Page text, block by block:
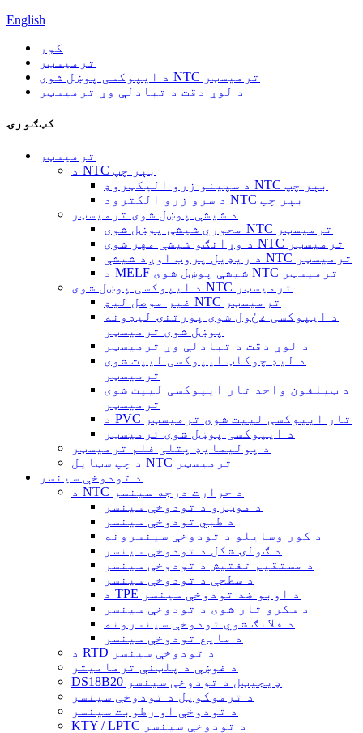
English
کور
ترمیسټر
د ایپوکسی پوښل شوی NTC ترمیسټر
د لوړ دقت د تبادلې وړ ترمیسټر
کټګورۍ
ترمیسټر
د NTC بېر چپ
د سپینو زرو الیکټروډ NTC بېر چپ
د سرو زرو الکترود NTC بېر چپ
د شیشې پوښل شوی ترمیسټر
محوري شیشې پوښل شوی NTC ترمیسټر
د وړانګو شیشې مهر شوی NTC ترمیسټر
د ریډیل پروب اوږد شیشې NTC ترمیسټر
د MELF شیشې پوښل شوی NTC ترمیسټر
د ایپوکسی پوښل شوی NTC ترمیسټر
غیر موصل لیډ NTC ترمیسټر
د ایپوکسی غځول شوی پورتنۍ لیډونه
پوښل شوی ترمیسټر
د لوړ دقت د تبادلې وړ ترمیسټر
د لیډ چوکاټ ایپوکسی لیپت شوی
ترمیسټر
د ټیلفون واحد تار ایپوکسی لیپت شوی
ترمیسټر
د PVC تار ایپوکسی لیپت شوی ترمیسټر
د ایپوکسی پوښل شوی ترمیسټر
د پولیمایډ پتلی فلم ترمیسټر
د چپ سټایل NTC ترمیسټر
د تودوخې سینسر
د NTC د حرارت درجه سینسر
د موټرو د تودوخې سینسر
د طبي تودوخې سینسر
د کور وسایلو د تودوخې سینسرونه
د ګولۍ شکل د تودوخې سینسر
د مستقیم تفتیش د تودوخې سینسر
د سطحې د تودوخې سینسر
د TPE د اوبو ضد تودوخې سینسر
د سکرو تار شوی د تودوخې سینسر
د فلانګ شوي تودوخې سینسرونه
د مایع تودوخې سینسر
د RTD د تودوخې سینسر
د غوښې د پلټنې ترمامیتر
DS18B20 ډیجیټل د تودوخې سینسر
د ترموکوپل د تودوخې سینسر
د تودوخې او رطوبت سینسر
KTY / LPTC د تودوخې سینسر